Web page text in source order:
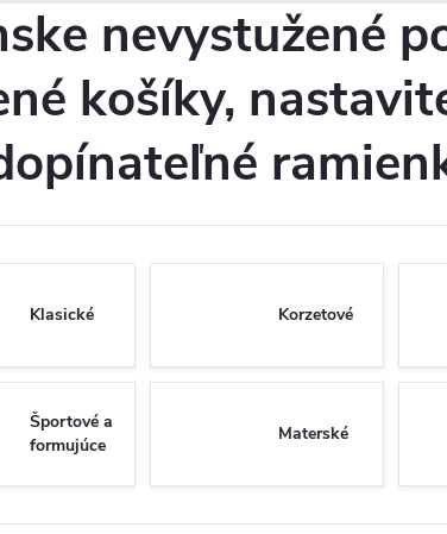
nevystužené
košíky,
Klasické Korzetové
Športové a
formujúce
Materské